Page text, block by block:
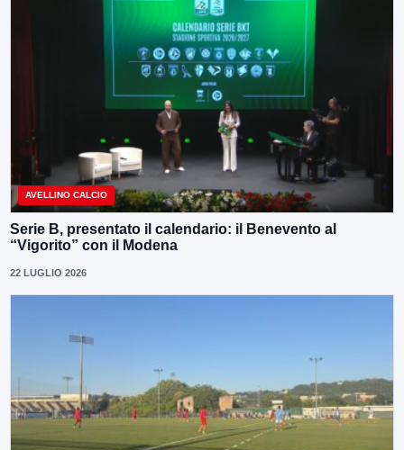
AVELLINO CALCIO
Serie B, presentato il calendario: il Benevento al
“Vigorito” con il Modena
22 LUGLIO 2026